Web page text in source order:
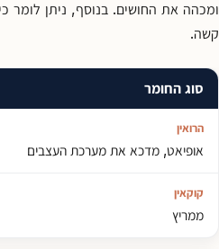
ומכהה את החושים. בנוסף, ניתן לומר
קשה.
סוג החומר
אופיאט, מדכא את מערכת העצבים
ממריץ